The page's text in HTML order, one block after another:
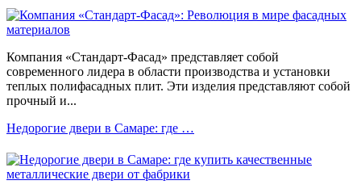
Компания «Стандарт-Фасад» представляет собой
современного лидера в области производства и установки
теплых полифасадных плит. Эти изделия представляют собой
прочный и...
Недорогие двери в Самаре: где …